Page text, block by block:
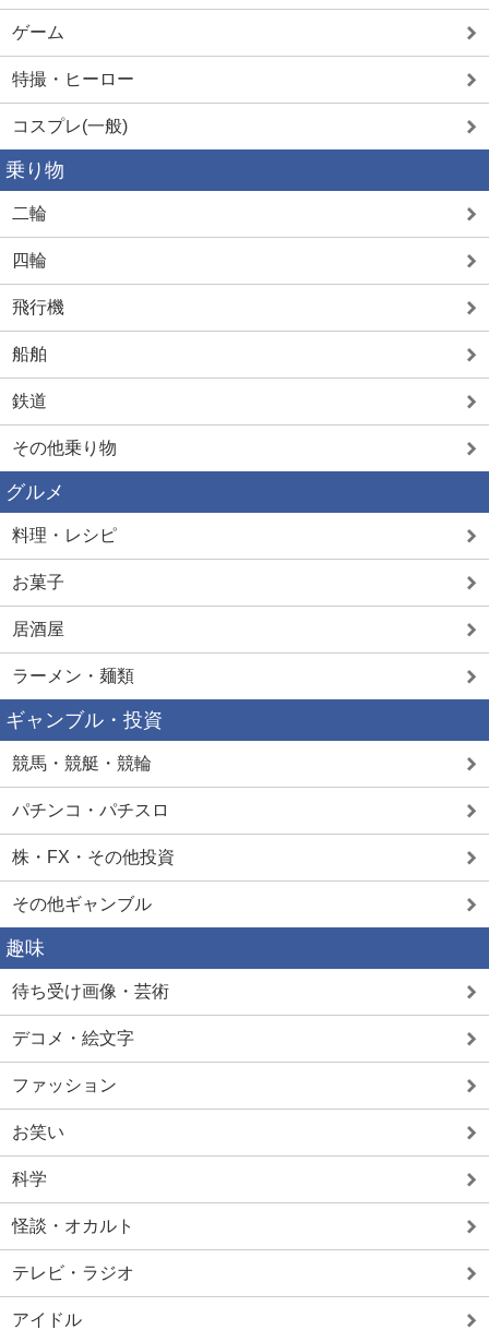
ゲーム
特撮・ヒーロー
コスプレ(一般)
乗り物
二輪
四輪
飛行機
船舶
鉄道
その他乗り物
グルメ
料理・レシピ
お菓子
居酒屋
ラーメン・麺類
ギャンブル・投資
競馬・競艇・競輪
パチンコ・パチスロ
株・FX・その他投資
その他ギャンブル
趣味
待ち受け画像・芸術
デコメ・絵文字
ファッション
お笑い
科学
怪談・オカルト
テレビ・ラジオ
アイドル